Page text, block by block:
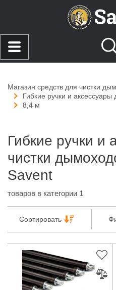
Магазин средств для чистки
Гибкие ручки и
8,4 м
Гибкие ручки и
чистки
Savent
товаров в категории 1
Сортировать